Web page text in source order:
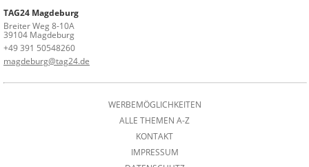
TAG24 Magdeburg
Breiter Weg 8-10A
39104 Magdeburg
+49 391 50548260
magdeburg@tag24.de
WERBEMÖGLICHKEITEN
ALLE THEMEN A-Z
KONTAKT
IMPRESSUM